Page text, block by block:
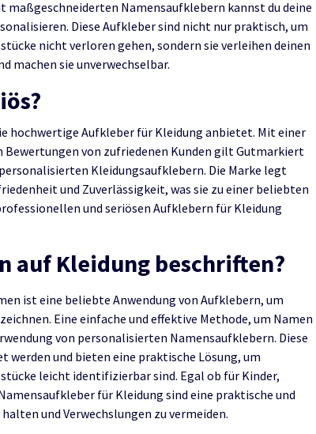
Namensaufklebern kannst du deine
Diese Aufkleber sind nicht nur praktisch, um
nicht verloren gehen, sondern sie verleihen deinen
machen sie unverwechselbar.
hochwertige Aufkleber für Kleidung anbietet. Mit einer
von zufriedenen Kunden gilt Gutmarkiert
Kleidungsaufklebern. Die Marke legt
und Zuverlässigkeit, was sie zu einer beliebten
und seriösen Aufklebern für Kleidung
auf Kleidung beschriften?
ist eine beliebte Anwendung von Aufklebern, um
Eine einfache und effektive Methode, um Namen
von personalisierten Namensaufklebern. Diese
und bieten eine praktische Lösung, um
leicht identifizierbar sind. Egal ob für Kinder,
für Kleidung sind eine praktische und
und Verwechslungen zu vermeiden.